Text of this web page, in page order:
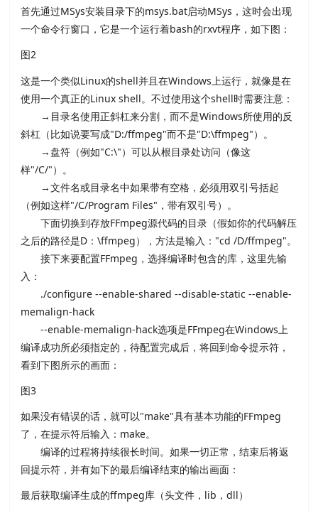
首先通过MSys安装目录下的msys.bat启动MSys，这时会出现
一个命令行窗口，它是一个运行着bash的rxvt程序，如下图：
图2
这是一个类似Linux的shell并且在Windows上运行，就像是在
使用一个真正的Linux shell。不过使用这个shell时需要注意：
→目录名使用正斜杠来分割，而不是Windows所使用的反
斜杠（比如说要写成"D:/ffmpeg"而不是"D:\ffmpeg"）。
→盘符（例如"C:\"）可以从根目录处访问（像这
样"/C/"）。
→文件名或目录名中如果带有空格，必须用双引号括起
（例如这样"/C/Program Files"，带有双引号）。
下面切换到存放FFmpeg源代码的目录（假如你的代码解压
之后的路径是D：\ffmpeg），方法是输入："cd /D/ffmpeg"。
接下来要配置FFmpeg，选择编译时包含的库，这里先输
入：
./configure --enable-shared --disable-static --enable-
memalign-hack
--enable-memalign-hack选项是FFmpeg在Windows上
编译成功所必须指定的，待配置完成后，将回到命令提示符，
看到下图所示的画面：
图3
如果没有错误的话，就可以"make"具有基本功能的FFmpeg
了，在提示符后输入：make。
编译的过程将持续很长时间。如果一切正常，结束后将返
回提示符，并有如下的最后编译结束的输出画面：
最后获取编译生成的ffmpeg库（头文件，lib，dll）